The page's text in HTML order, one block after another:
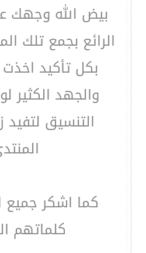
بيض الله وجهك
الرائع بجمع تلك
بكل تأكيد
والجهد الكثير
التنسيق لتفيد
كما اشكر جميع
كلماتهم